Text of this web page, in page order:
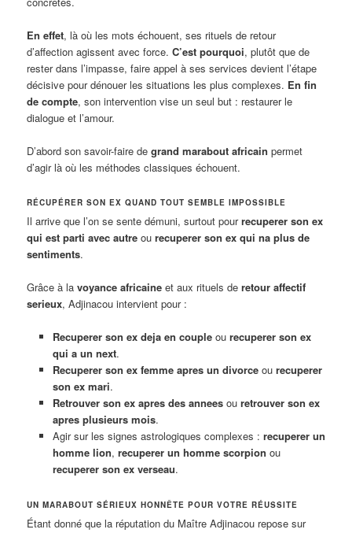
En effet, là où les mots échouent, ses rituels de retour
d’affection agissent avec force.C’est pourquoi, plutôt que de
rester dans l’impasse, faire appel à ses services devient l’étape
décisive pour dénouer les situations les plus complexes. En fin
de compte, son intervention vise un seul but : restaurer le
dialogue et l’amour.
D’abord son savoir-faire degrand marabout africain permet
d’agir là où les méthodes classiques échouent.
RÉCUPÉRER SON EX QUAND TOUT SEMBLE IMPOSSIBLE
Il arrive que l’on se sente démuni, surtout pourrecuperer son ex
qui est parti avec autre ourecuperer son ex qui na plus de
sentiments.
Grâce à lavoyance africaine et aux rituels deretour affectif
serieux, Adjinacou intervient pour :
Recuperer son ex deja en coupleou recuperer son ex
qui a un next.
Recuperer son ex femme apres un divorceou recuperer
son ex mari.
Retrouver son ex apres des anneesou retrouver son ex
apres plusieurs mois.
Agir sur les signes astrologiques complexes : recuperer un
homme lion, recuperer un homme scorpion ou
recuperer son ex verseau.
UN MARABOUT SÉRIEUX HONNÊTE POUR VOTRE RÉUSSITE
Étant donné que la réputation du Maître Adjinacou repose sur